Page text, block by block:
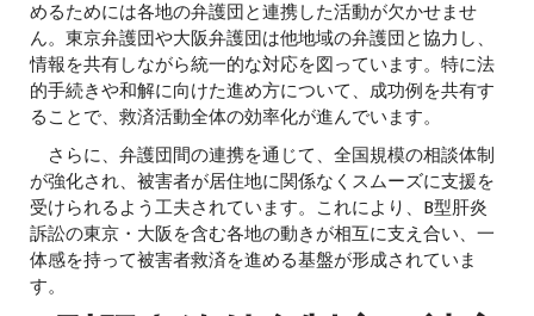
めるためには各地の弁護団と連携した活動が欠かせませ
ん。東京弁護団や大阪弁護団は他地域の弁護団と協力し、
情報を共有しながら統一的な対応を図っています。特に法
的手続きや和解に向けた進め方について、成功例を共有す
ることで、救済活動全体の効率化が進んでいます。
さらに、弁護団間の連携を通じて、全国規模の相談体制
が強化され、被害者が居住地に関係なくスムーズに支援を
受けられるよう工夫されています。これにより、B型肝炎
訴訟の東京・大阪を含む各地の動きが相互に支え合い、一
体感を持って被害者救済を進める基盤が形成されていま
す。